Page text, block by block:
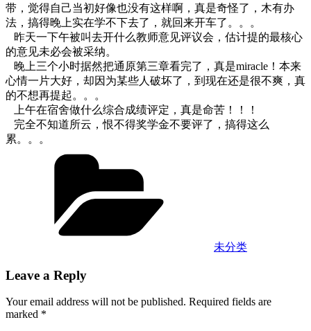
带，觉得自己当初好像也没有这样啊，真是奇怪了，木有办
法，搞得晚上实在学不下去了，就回来开车了。。。
昨天一下午被叫去开什么教师意见评议会，估计提的最核心
的意见未必会被采纳。
晚上三个小时据然把通原第三章看完了，真是miracle！本来
心情一片大好，却因为某些人破坏了，到现在还是很不爽，真
的不想再提起。。。
上午在宿舍做什么综合成绩评定，真是命苦！！！
完全不知道所云，恨不得奖学金不要评了，搞得这么
累。。。
未分类
Leave a Reply
Your email address will not be published. Required fields are
marked *